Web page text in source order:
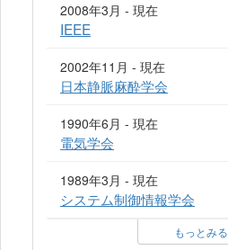
2008年3月 - 現在
IEEE
2002年11月 - 現在
日本静脈麻酔学会
1990年6月 - 現在
電気学会
1989年3月 - 現在
システム制御情報学会
もっとみる